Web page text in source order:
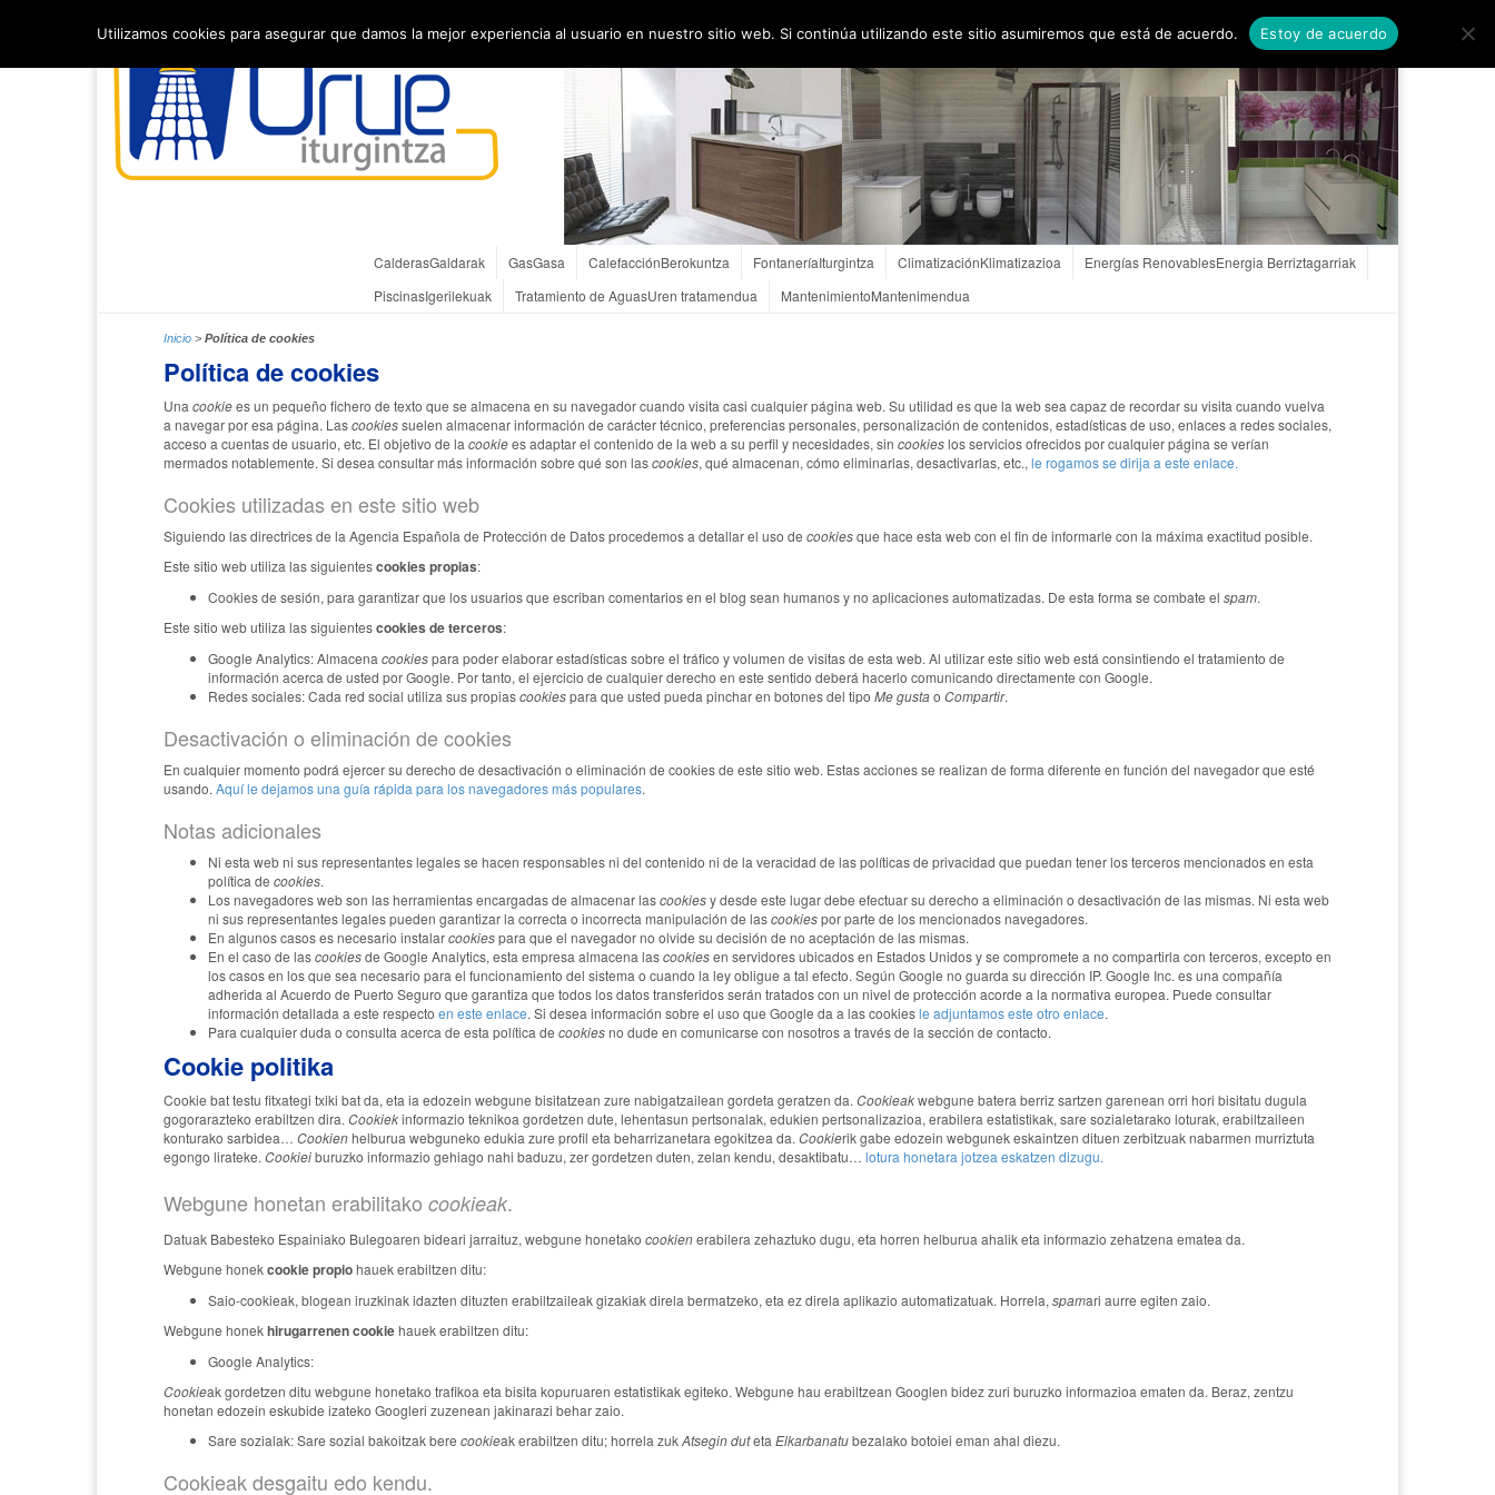
Proiektuak
CalderasGaldarak GasGasa CalefacciónBerokuntza FontaneríaIturgintza ClimatizaciónKlimatizazioa Energías RenovablesEnergia Berriztagarriak
PiscinasIgerilekuak Tratamiento de AguasUren tratamendua MantenimientoMantenimendua
Inicio > Política de cookies
Política de cookies
Una cookiees un pequeño fichero de texto que se almacena en su navegador cuando visita casi cualquier página web. Su utilidad es que la web sea capaz de recordar su visita cuando vuelva
a navegar por esa página. Lascookiessuelen almacenar información de carácter técnico, preferencias personales, personalización de contenidos, estadísticas de uso, enlaces a redes sociales,
acceso a cuentas de usuario, etc. El objetivo de la cookiees adaptar el contenido de la web a su perfil y necesidades, sin cookieslos servicios ofrecidos por cualquier página se verían
mermados notablemente. Si desea consultar más información sobre qué son lascookies, qué almacenan, cómo eliminarlas, desactivarlas, etc., le rogamos se dirija a este enlace.
Cookies utilizadas en este sitio web
Siguiendo las directrices de la Agencia Española de Protección de Datos procedemos a detallar el uso de cookiesque hace esta web con el fin de informarle con la máxima exactitud posible.
Este sitio web utiliza las siguientescookies propias:
Cookies de sesión, para garantizar que los usuarios que escriban comentarios en el blog sean humanos y no aplicaciones automatizadas. De esta forma se combate el spam.
Este sitio web utiliza las siguientescookies de terceros:
Google Analytics: Almacena cookiespara poder elaborar estadísticas sobre el tráfico y volumen de visitas de esta web. Al utilizar este sitio web está consintiendo el tratamiento de
información acerca de usted por Google. Por tanto, el ejercicio de cualquier derecho en este sentido deberá hacerlo comunicando directamente con Google.
Redes sociales: Cada red social utiliza sus propiascookiespara que usted pueda pinchar en botones del tipo Me gustao Compartir.
Desactivación o eliminación de cookies
En cualquier momento podrá ejercer su derecho de desactivación o eliminación de cookies de este sitio web. Estas acciones se realizan de forma diferente en función del navegador que esté
usando. Aquí le dejamos una guía rápida para los navegadores más populares.
Notas adicionales
Ni esta web ni sus representantes legales se hacen responsables ni del contenido ni de la veracidad de las políticas de privacidad que puedan tener los terceros mencionados en esta
política de cookies.
Los navegadores web son las herramientas encargadas de almacenar lascookiesy desde este lugar debe efectuar su derecho a eliminación o desactivación de las mismas. Ni esta web
ni sus representantes legales pueden garantizar la correcta o incorrecta manipulación de lascookiespor parte de los mencionados navegadores.
En algunos casos es necesario instalarcookiespara que el navegador no olvide su decisión de no aceptación de las mismas.
En el caso de lascookiesde Google Analytics, esta empresa almacena lascookiesen servidores ubicados en Estados Unidos y se compromete a no compartirla con terceros, excepto en
los casos en los que sea necesario para el funcionamiento del sistema o cuando la ley obligue a tal efecto. Según Google no guarda su dirección IP. Google Inc. es una compañía
adherida al Acuerdo de Puerto Seguro que garantiza que todos los datos transferidos serán tratados con un nivel de protección acorde a la normativa europea. Puede consultar
información detallada a este respecto en este enlace. Si desea información sobre el uso que Google da a las cookiesle adjuntamos este otro enlace.
Para cualquier duda o consulta acerca de esta política de cookiesno dude en comunicarse con nosotros a través de la sección de contacto.
Cookie politika
Cookie bat testu fitxategi txiki bat da, eta ia edozein webgune bisitatzean zure nabigatzailean gordeta geratzen da. Cookieakwebgune batera berriz sartzen garenean orri hori bisitatu dugula
gogorarazteko erabiltzen dira. Cookiekinformazio teknikoa gordetzen dute, lehentasun pertsonalak, edukien pertsonalizazioa, erabilera estatistikak, sare sozialetarako loturak, erabiltzaileen
konturako sarbidea… Cookienhelburua webguneko edukia zure profil eta beharrizanetara egokitzea da. Cookierikgabe edozein webgunek eskaintzen dituen zerbitzuak nabarmen murriztuta
egongo lirateke. Cookieiburuzko informazio gehiago nahi baduzu, zer gordetzen duten, zelan kendu, desaktibatu… lotura honetara jotzea eskatzen dizugu.
Webgune honetan erabilitako cookieak.
Datuak Babesteko Espainiako Bulegoaren bideari jarraituz, webgune honetako cookienerabilera zehaztuko dugu, eta horren helburua ahalik eta informazio zehatzena ematea da.
Webgune honekcookie propiohauek erabiltzen ditu:
Saio-cookieak, blogean iruzkinak idazten dituzten erabiltzaileak gizakiak direla bermatzeko, eta ez direla aplikazio automatizatuak. Horrela, spamari aurre egiten zaio.
Webgune honekhirugarrenen cookiehauek erabiltzen ditu:
Google Analytics:
Cookieak gordetzen ditu webgune honetako trafikoa eta bisita kopuruaren estatistikak egiteko. Webgune hau erabiltzean Googlen bidez zuri buruzko informazioa ematen da. Beraz, zentzu
honetan edozein eskubide izateko Googleri zuzenean jakinarazi behar zaio.
Sare sozialak: Sare sozial bakoitzak bere cookieak erabiltzen ditu; horrela zukAtsegin duteta Elkarbanatubezalako botoiei eman ahal diezu.
Cookieak desgaitu edo kendu.
Utilizamos cookies para asegurar que damos la mejor experiencia al usuario en nuestro sitio web. Si continúa utilizando este sitio asumiremos que está de acuerdo. Estoy de acuerdo